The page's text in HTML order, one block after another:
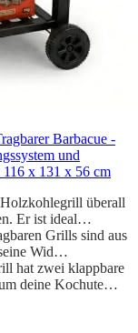
Barbacue -
und
x 131 x 56 cm
überall
Er ist ideal…
Grills sind aus
Wid…
hat zwei klappbare
deine Kochute…